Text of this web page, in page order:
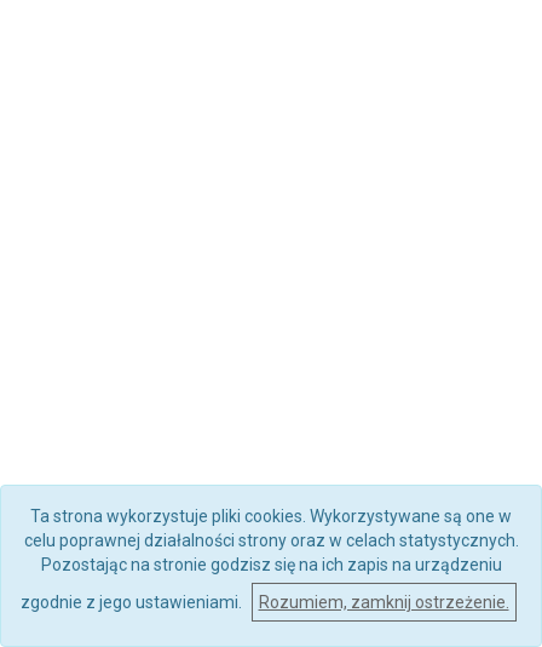
Ta strona wykorzystuje pliki cookies. Wykorzystywane są one w
celu poprawnej działalności strony oraz w celach statystycznych.
Pozostając na stronie godzisz się na ich zapis na urządzeniu
zgodnie z jego ustawieniami.
Rozumiem, zamknij ostrzeżenie.